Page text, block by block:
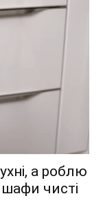
а роблю
шафи чисті